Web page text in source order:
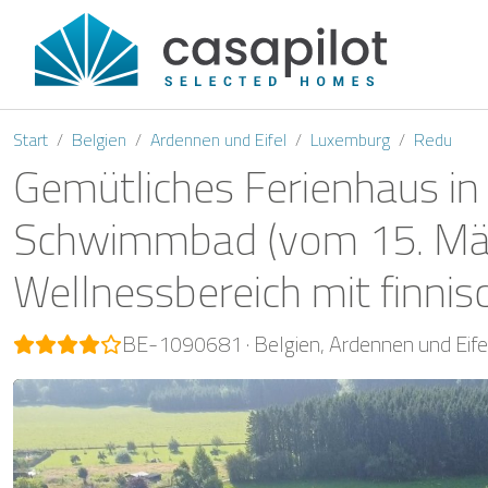
Start Belgien Ardennen und Eifel Luxemburg Redu
Gemütliches Ferienhaus
Schwimmbad (vom 15.
Wellnessbereich mit
BE-1090681 Belgien Ardennen und